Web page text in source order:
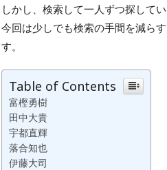
しかし、検索して一人ずつ探して
今回は少しでも検索の手間を減ら
す。
Table of Contents
富樫勇樹
田中大貴
宇都直輝
落合知也
伊藤大司